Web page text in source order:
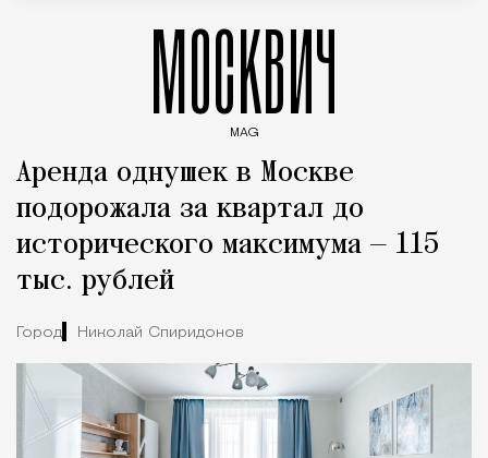
МОСКВИЧ
MAG
Аренда однушек в Москве
подорожала за квартал до
исторического максимума — 115
тыс. рублей
Город Николай Спиридонов